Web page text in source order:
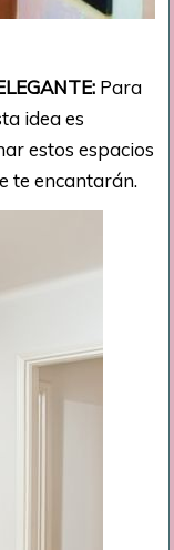
Para
idea es
estos espacios
te encantarán.